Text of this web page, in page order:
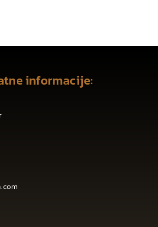
informacije: